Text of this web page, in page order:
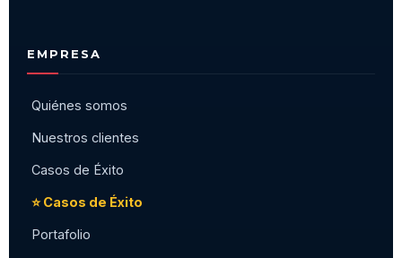
EMPRESA
Quiénes somos
Nuestros clientes
Casos de Éxito
⭐ Casos de Éxito
Portafolio